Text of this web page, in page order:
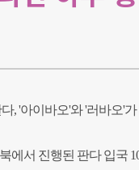
, '아이바오'와 '러바오'
에서 진행된 판다 입국